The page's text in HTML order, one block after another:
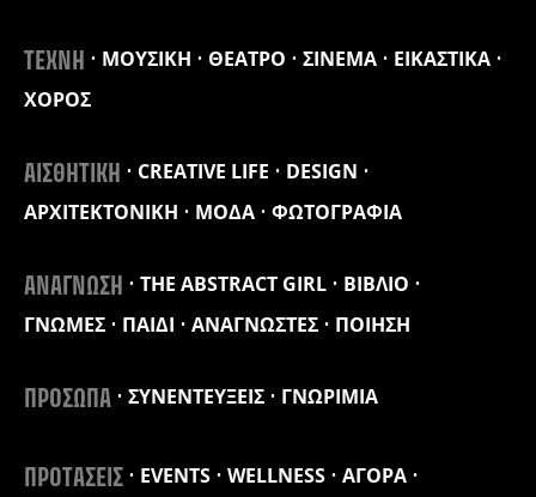
ΤΕΧΝΗ ΜΟΥΣΙΚΗ ΘΕΑΤΡΟ ΣΙΝΕΜΑ
ΕΙΚΑΣΤΙΚΑ
ΧΟΡΟΣ
ΑΙΣΘΗΤΙΚΗ CREATIVE LIFE
DESIGN
ΑΡΧΙΤΕΚΤΟΝΙΚΗ
ΜΟΔΑ ΦΩΤΟΓΡΑΦΙΑ
ΑΝΑΓΝΩΣΗ THE ABSTRACT GIRL
ΒΙΒΛΙΟ
ΓΝΩΜΕΣ
ΠΑΙΔΙ ΑΝΑΓΝΩΣΤΕΣ ΠΟΙΗΣΗ
ΠΡΟΣΩΠΑ ΣΥΝΕΝΤΕΥΞΕΙΣ ΓΝΩΡΙΜΙΑ
ΠΡΟΤΑΣΕΙΣ EVENTS WELLNESS
ΑΓΟΡΑ